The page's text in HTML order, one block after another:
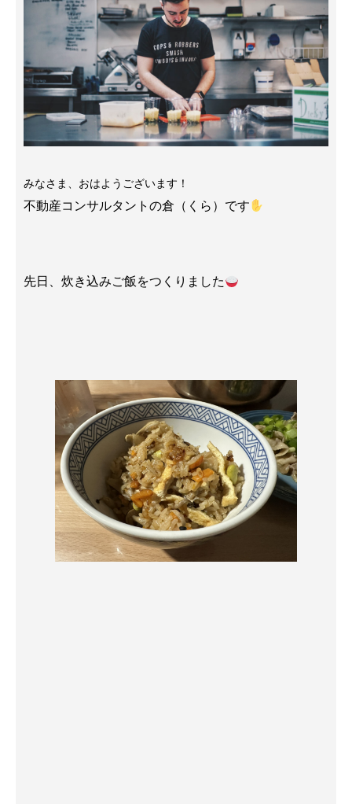
みなさま、おはようございます！
不動産コンサルタントの倉（くら）です
先日、炊き込みご飯をつくりました